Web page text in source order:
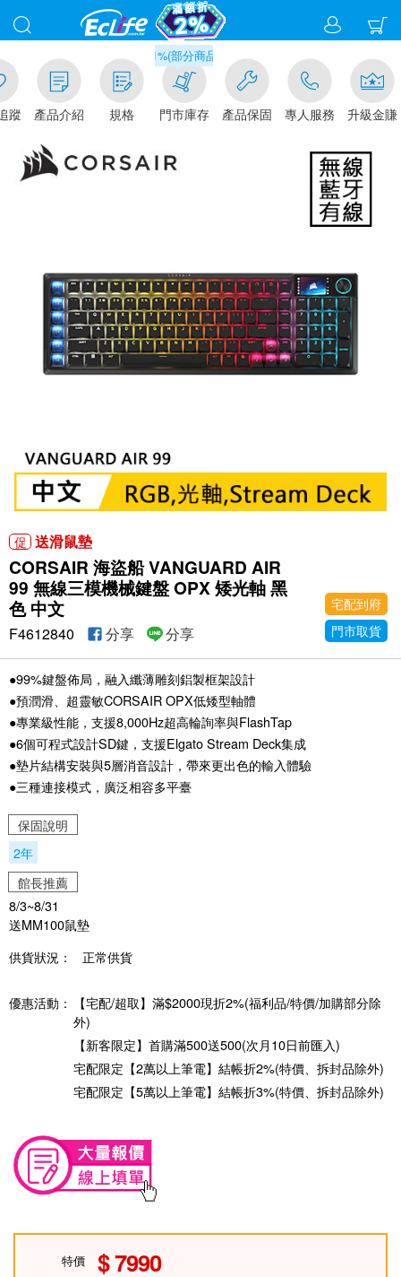
蹤 產品介紹 規格
滿千元門市取貨現折1%(部分商品不適用)-請點我看
門市庫存 產品保固 專人服務 升級金賺
促 送滑鼠墊
CORSAIR 海盜船 VANGUARD AIR
99 無線三模機械鍵盤 OPX 矮光軸 黑
色 中文
宅配到府
門市取貨
F4612840 分享 分享
●99%鍵盤佈局，融入纖薄雕刻鋁製框架設計
●預潤滑、超靈敏CORSAIR OPX低矮型軸體
●專業級性能，支援8,000Hz超高輪詢率與FlashTap
●6個可程式設計SD鍵，支援Elgato Stream Deck集成
●墊片結構安裝與5層消音設計，帶來更出色的輸入體驗
●三種連接模式，廣泛相容多平臺
保固說明
2年
館長推薦
8/3~8/31
送MM100鼠墊
供貨狀況：
正常供貨
優惠活動：
【宅配/超取】滿$2000現折2%(福利品/特價/加購部分除
外)
【新客限定】首購滿500送500(次月10日前匯入)
宅配限定【2萬以上筆電】結帳折2%(特價、拆封品除外)
宅配限定【5萬以上筆電】結帳折3%(特價、拆封品除外)
特價 7990